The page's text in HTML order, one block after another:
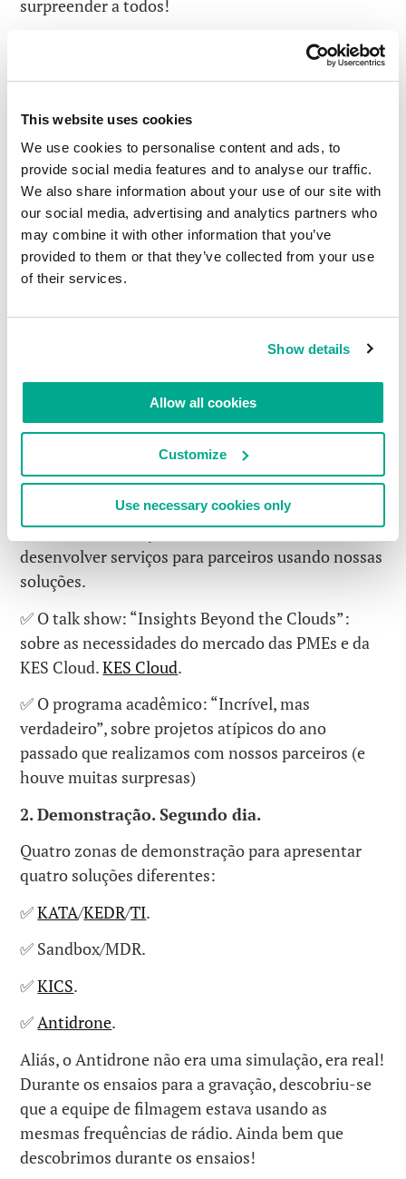
This website uses cookies
We use cookies to personalise content and ads, to
provide social media features and to analyse our traffic.
We also share information about your use of our site with
our social media, advertising and analytics partners who
may combine it with other information that you’ve
provided to them or that they’ve collected from your use
of their services.
Show details
Allow all cookies
Customize
Use necessary cookies only
surpreender a todos!
1. Informação, informação, informação!
nossas tecnologias, produtos, patentes, prêmios,
etc.
✅ La charla de Veniamin Levtsov, “Posibilidades y
horizontes”, en la que se presentó nuestra
estrategia para el desarrollo del sector B2B y
nuestras nuevas soluciones de este año (EDR,
Sandbox,MDR
“Possibilidades e horizontes”, na qual
desenvolvimento do setor B2B e as nossas novas
soluções este ano (EDR,Sandbox,MDR).
✅ Uma breve palestra sobre o futuro: KUMA (novo
termo na área de SOC & SIEM, ainda hanahndo
força na rede) e as necessidades do mercado neste
✅ Uma apresentação sobre a capacidade de criar e
desenvolver serviços para parceiros usando nossas
soluções.
✅ O talk show: “Insights Beyond the Clouds”:
sobre as necessidades do mercado das PMEs e da
KES Cloud.KES Cloud.
✅ O programa acadêmico: “Incrível, mas
verdadeiro”, sobre projetos atípicos do ano
passado que realizamos com nossos parceiros (e
houve muitas surpresas)
2. Demonstração. Segundo dia.
Quatro zonas de demonstração para apresentar
quatro soluções diferentes:
✅KATA/KEDR/TI.
✅ Sandbox/MDR.
✅KICS.
✅Antidrone.
Aliás, o Antidrone não era uma simulação, era real!
Durante os ensaios para a gravação, descobriu-se
que a equipe de filmagem estava usando as
mesmas frequências de rádio. Ainda bem que
descobrimos durante os ensaios!